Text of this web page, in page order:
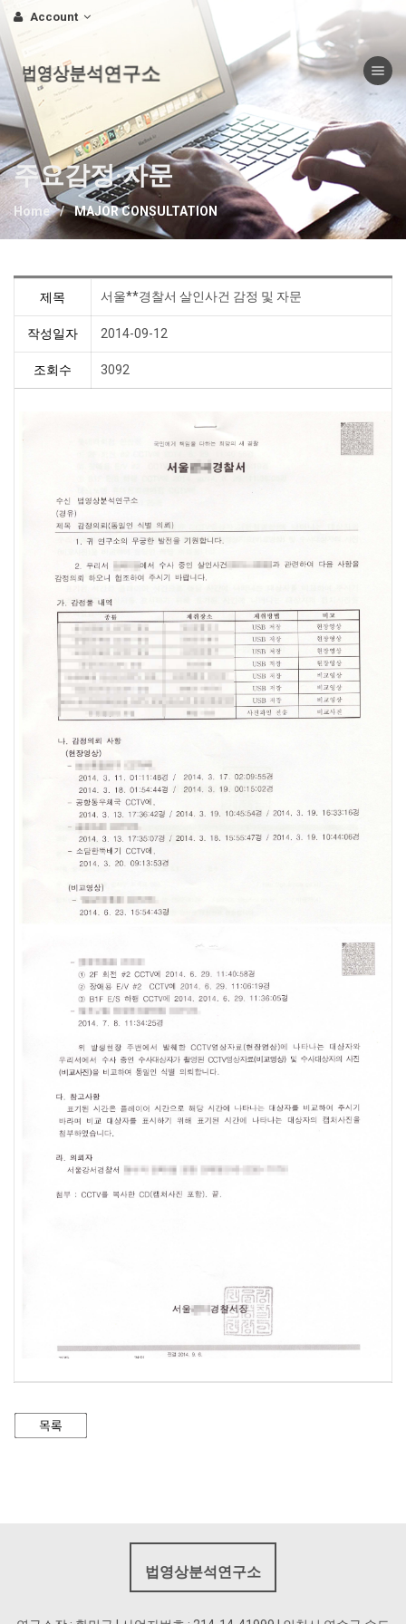
Account
Toggle
법영상분석연구소
주요감정·자문
Home MAJOR CONSULTATION
제목 서울**경찰서 살인사건 감정 및 자문
작성일자 2014-09-12
조회수 3092
법영상분석연구소